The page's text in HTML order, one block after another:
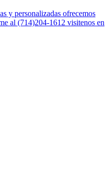
y personalizadas ofrecemos
al (714)204-1612 visitenos en